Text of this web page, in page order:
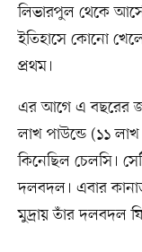
লিভারপুল থেকে
ইতিহাসে কোনো
প্রথম।
এর আগে এ বছরের
লাখ পাউন্ডে (১১
কিনেছিল চেলসি।
দলবদল। এবার
মুদ্রায় তাঁর দলবদল